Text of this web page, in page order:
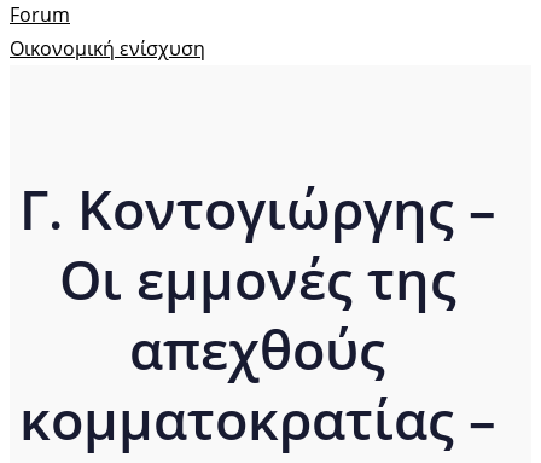
Forum
Οικονομική ενίσχυση
Γ. Κοντογιώργης –
Οι εμμονές της
απεχθούς
κομματοκρατίας –